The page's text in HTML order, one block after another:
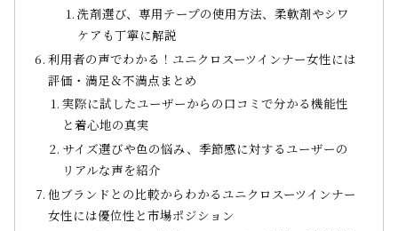
洗剤選び、専用テープの使用方法、柔軟剤やシワ
ケアも丁寧に解説
利用者の声でわかる！ユニクロスーツインナー女性には
評価・満足＆不満点まとめ
実際に試したユーザーからの口コミで分かる機能性
と着心地の真実
サイズ選びや色の悩み、季節感に対するユーザーの
リアルな声を紹介
他ブランドとの比較からわかるユニクロスーツインナー
女性には優位性と市場ポジション